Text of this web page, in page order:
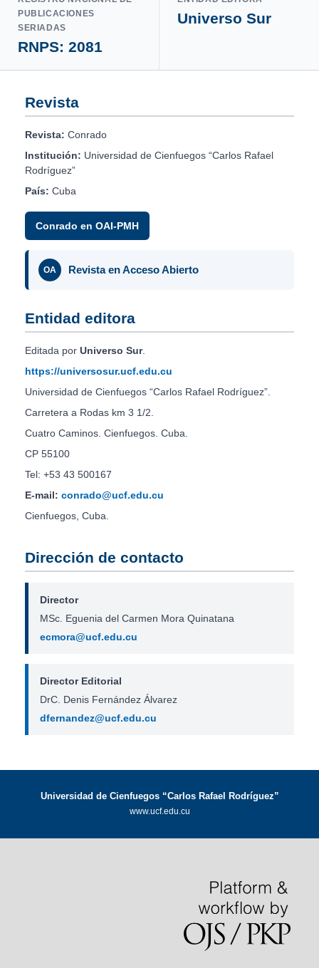
PUBLICACIONES
SERIADAS
RNPS: 2081
Universo Sur
Revista
Revista: Conrado
Institución: Universidad de Cienfuegos “Carlos Rafael
Rodríguez”
País: Cuba
Conrado en OAI-PMH
OA Revista en Acceso Abierto
Entidad editora
Editada por Universo Sur.
https://universosur.ucf.edu.cu
Universidad de Cienfuegos “Carlos Rafael Rodríguez”.
Carretera a Rodas km 3 1/2.
Cuatro Caminos. Cienfuegos. Cuba.
CP 55100
Tel: +53 43 500167
E-mail: conrado@ucf.edu.cu
Cienfuegos, Cuba.
Dirección de contacto
Director
MSc. Eguenia del Carmen Mora Quinatana
ecmora@ucf.edu.cu
Director Editorial
DrC. Denis Fernández Álvarez
dfernandez@ucf.edu.cu
Universidad de Cienfuegos “Carlos Rafael Rodríguez”
www.ucf.edu.cu